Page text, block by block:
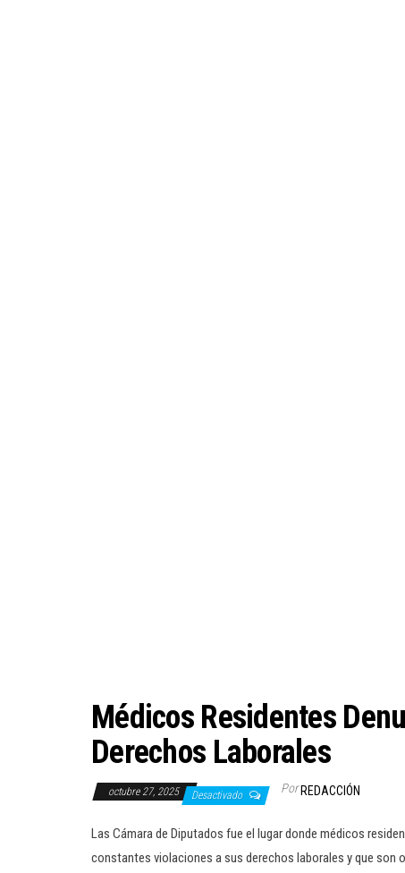
Médicos Residentes
Derechos Laborales
octubre 27, 2025 Desactivado Por REDACCIÓN
Las Cámara de Diputados fue el lugar donde médicos
constantes violaciones a sus derechos laborales y que son